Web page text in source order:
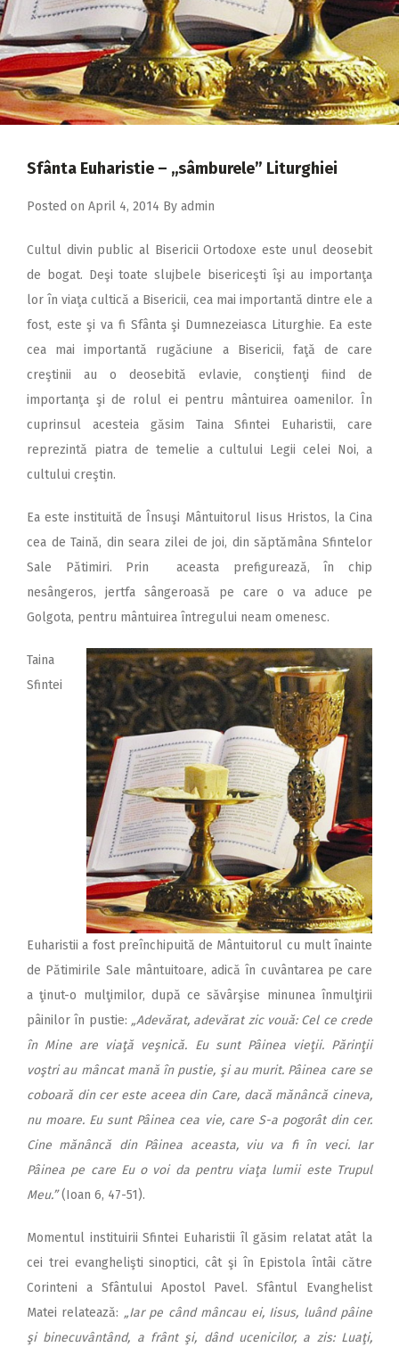
2018
2017
2016
2015
2013
2012
2010
2009
Sfânta Euharistie – ,,sâmburele” Liturghiei
Posted on April 4, 2014 By admin
Cultul divin public al Bisericii Ortodoxe este unul deosebit
de bogat. Deşi toate slujbele bisericeşti îşi au importanţa
lor în viaţa cultică a Bisericii, cea mai importantă dintre ele a
fost, este şi va fi Sfânta şi Dumnezeiasca Liturghie. Ea este
cea mai importantă rugăciune a Bisericii, faţă de care
creştinii au o deosebită evlavie, conştienţi fiind de
importanţa şi de rolul ei pentru mântuirea oamenilor. În
cuprinsul acesteia găsim Taina Sfintei Euharistii, care
reprezintă piatra de temelie a cultului Legii celei Noi, a
cultului creştin.
Ea este instituită de Însuşi Mântuitorul Iisus Hristos, la Cina
cea de Taină, din seara zilei de joi, din săptămâna Sfintelor
Sale Pătimiri. Prin aceasta prefigurează, în chip
nesângeros, jertfa sângeroasă pe care o va aduce pe
Golgota, pentru mântuirea întregului neam omenesc.
Taina
Sfintei
Euharistii a fost preînchipuită de Mântuitorul cu mult înainte
de Pătimirile Sale mântuitoare, adică în cuvântarea pe care
a ţinut-o mulţimilor, după ce săvârşise minunea înmulţirii
pâinilor în pustie: „Adevărat, adevărat zic vouă: Cel ce crede
în Mine are viaţă veşnică. Eu sunt Pâinea vieţii. Părinţii
voştri au mâncat mană în pustie, şi au murit. Pâinea care se
coboară din cer este aceea din Care, dacă mănâncă cineva,
nu moare. Eu sunt Pâinea cea vie, care S-a pogorât din cer.
Cine mănâncă din Pâinea aceasta, viu va fi în veci. Iar
Pâinea pe care Eu o voi da pentru viaţa lumii este Trupul
Meu.”(Ioan 6, 47-51).
Momentul instituirii Sfintei Euharistii îl găsim relatat atât la
cei trei evanghelişti sinoptici, cât şi în Epistola întâi către
Corinteni a Sfântului Apostol Pavel. Sfântul Evanghelist
Matei relatează: „Iar pe când mâncau ei, Iisus, luând pâine
şi binecuvântând, a frânt şi, dând ucenicilor, a zis: Luaţi,